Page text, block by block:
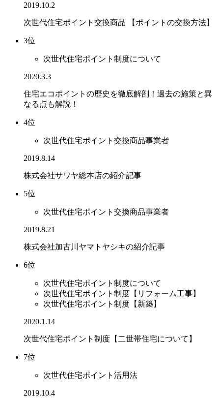
2019.10.2
次世代住宅ポイント交換商品 【ポイントの交換方法】
3位
次世代住宅ポイント制度について
2020.3.3
住宅エコポイントの歴史を徹底解剖！過去の施策と異
なる点も解説！
4位
次世代住宅ポイント交換商品事業者
2019.8.14
株式会社サワヤ総本店の紹介記事
5位
次世代住宅ポイント交換商品事業者
2019.8.21
株式会社加古川ヤマトヤシキの紹介記事
6位
次世代住宅ポイント制度について
次世代住宅ポイント制度【リフォーム工事】
次世代住宅ポイント制度【新築】
2020.1.14
次世代住宅ポイント制度【二世帯住宅について】
7位
次世代住宅ポイント活用法
2019.10.4